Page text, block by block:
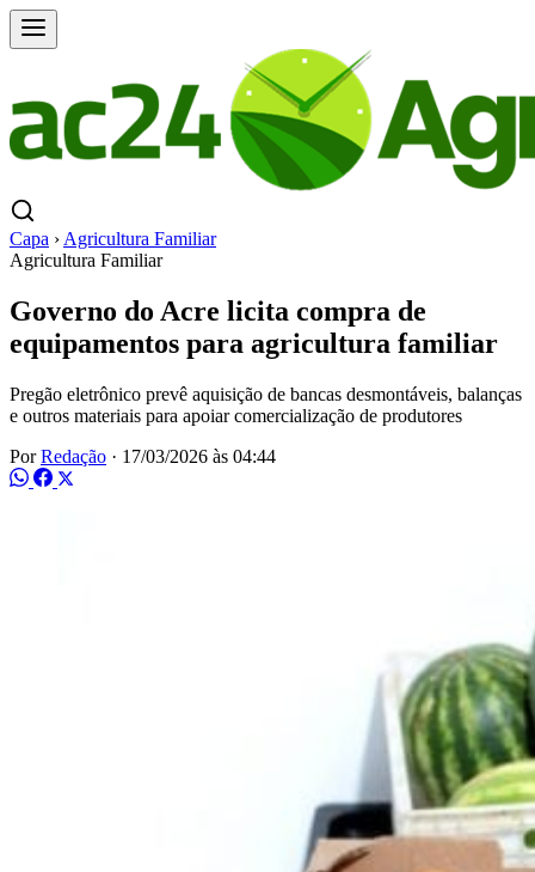
Capa › Agricultura Familiar
Agricultura Familiar
Governo do Acre licita compra de
equipamentos para agricultura familiar
Pregão eletrônico prevê aquisição de bancas desmontáveis, balanças
e outros materiais para apoiar comercialização de produtores
PorRedação · 17/03/2026 às 04:44